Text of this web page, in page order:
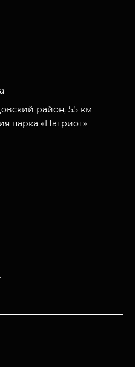
район, 55 км
парка «Патриот»